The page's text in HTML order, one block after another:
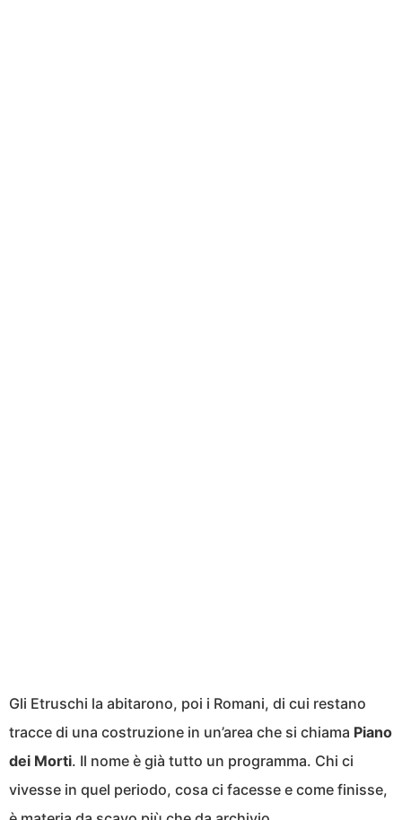
Gli Etruschi la abitarono, poi i Romani, di cui restano
tracce di una costruzione in un’area che si chiama Piano
dei Morti. Il nome è già tutto un programma. Chi ci
vivesse in quel periodo, cosa ci facesse e come finisse,